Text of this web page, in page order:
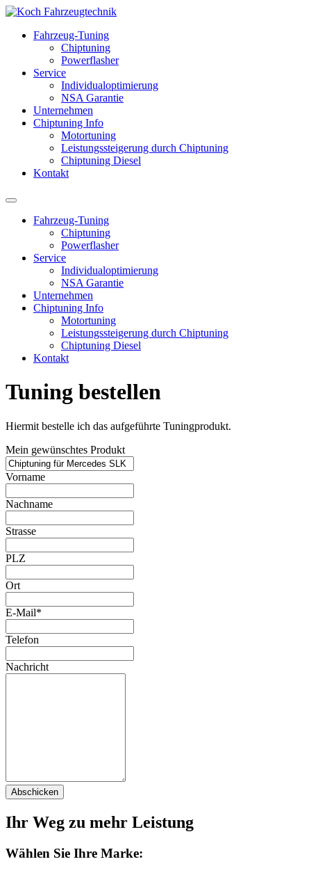
Fahrzeug-Tuning
Chiptuning
Powerflasher
Service
Individualoptimierung
NSA Garantie
Unternehmen
Chiptuning Info
Motortuning
Leistungssteigerung durch Chiptuning
Chiptuning Diesel
Kontakt
Fahrzeug-Tuning
Chiptuning
Powerflasher
Service
Individualoptimierung
NSA Garantie
Unternehmen
Chiptuning Info
Motortuning
Leistungssteigerung durch Chiptuning
Chiptuning Diesel
Kontakt
Tuning bestellen
Hiermit bestelle ich das aufgeführte Tuningprodukt.
Mein gewünschtes Produkt
Vorname
Nachname
Strasse
PLZ
Ort
E-Mail*
Telefon
Nachricht
Abschicken
Ihr Weg zu mehr Leistung
Wählen Sie Ihre Marke: